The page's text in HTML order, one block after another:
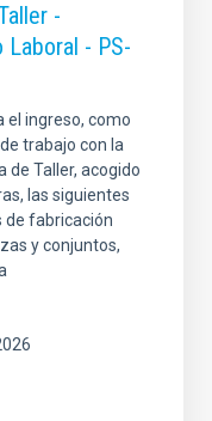
-
Laboral - PS-
el ingreso, como
trabajo con la
de Taller, acogido
las siguientes
de fabricación
y conjuntos,